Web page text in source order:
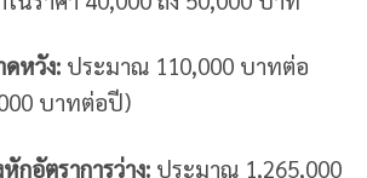
ดหวัง:ประมาณ 110,000 บาทต่อ
บาทต่อปี)
กอัตราการว่าง:ประมาณ 1,265,000